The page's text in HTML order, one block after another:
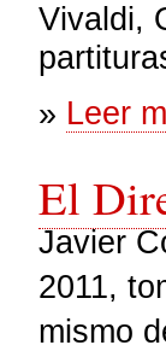
Vivaldi,
» Leer
El
Javier
2011,
mismo